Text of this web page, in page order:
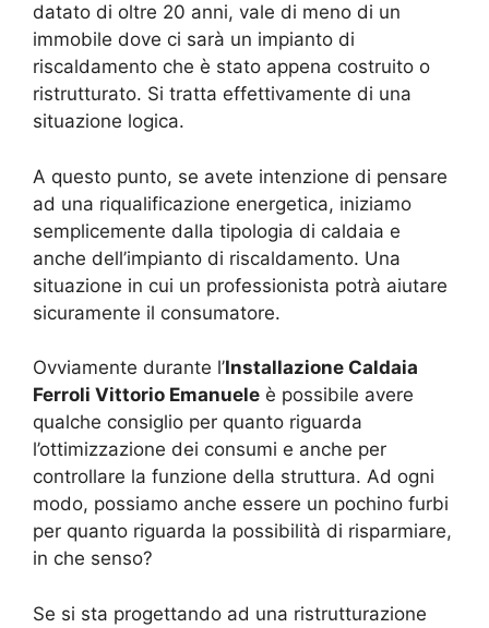
datato di oltre 20 anni, vale di meno di un
immobile dove ci sarà un impianto di
riscaldamento che è stato appena costruito o
ristrutturato. Si tratta effettivamente di una
situazione logica.
A questo punto, se avete intenzione di pensare
ad una riqualificazione energetica, iniziamo
semplicemente dalla tipologia di caldaia e
anche dell’impianto di riscaldamento. Una
situazione in cui un professionista potrà aiutare
sicuramente il consumatore.
Ovviamente durante l’Installazione Caldaia
Ferroli Vittorio Emanuele è possibile avere
qualche consiglio per quanto riguarda
l’ottimizzazione dei consumi e anche per
controllare la funzione della struttura. Ad ogni
modo, possiamo anche essere un pochino furbi
per quanto riguarda la possibilità di risparmiare,
in che senso?
Se si sta progettando ad una ristrutturazione